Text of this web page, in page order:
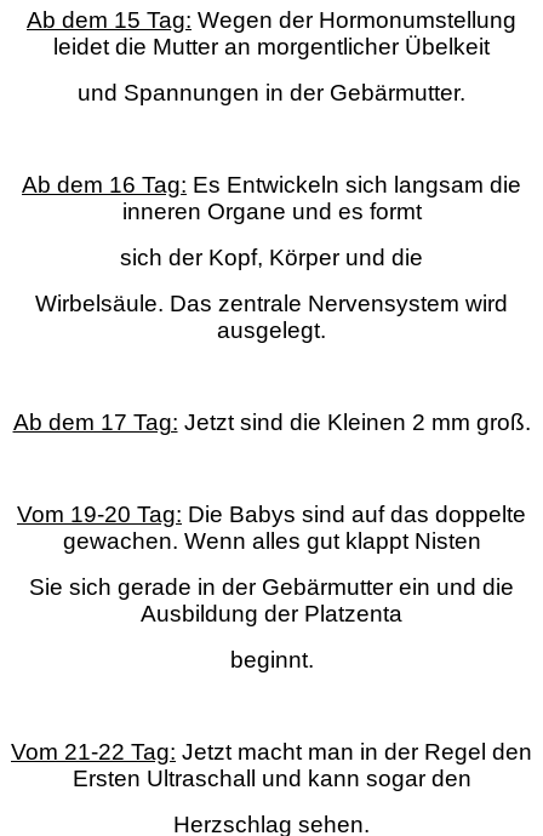
Ab dem 15 Tag: Wegen der Hormonumstellung
leidet die Mutter an morgentlicher Übelkeit
und Spannungen in der Gebärmutter.
Ab dem 16 Tag: Es Entwickeln sich langsam die
inneren Organe und es formt
sich der Kopf, Körper und die
Wirbelsäule. Das zentrale Nervensystem wird
ausgelegt.
Ab dem 17 Tag: Jetzt sind die Kleinen 2 mm groß.
Vom 19-20 Tag: Die Babys sind auf das doppelte
gewachen. Wenn alles gut klappt Nisten
Sie sich gerade in der Gebärmutter ein und die
Ausbildung der Platzenta
beginnt.
Vom 21-22 Tag: Jetzt macht man in der Regel den
Ersten Ultraschall und kann sogar den
Herzschlag sehen.